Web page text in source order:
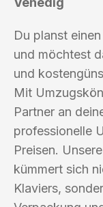
Du planst
und möchtest
und
Mit
Partner an
professionelle
Preisen.
kümmert sich
Klaviers,